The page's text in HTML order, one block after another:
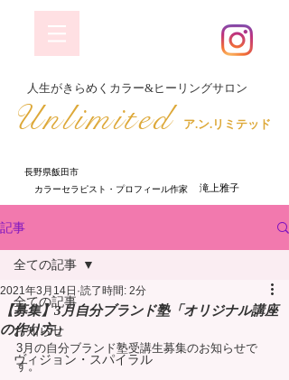
​人生がきらめくカラー&ヒーリングサロン
​Unlimited ア.ン.リミテッド
長野県飯田市
​カラーセラピスト・プロフィール作家
​ 滝上雅子
記事
全ての記事
お知らせ
ヴィジョン・スパイラル
全ての記事
【募集】3月自分ブランド塾「オリジナル講座
の作り方」
2021年3月14日 読了時間: 2分
3月の自分ブランド塾受講生募集のお知らせで
す。